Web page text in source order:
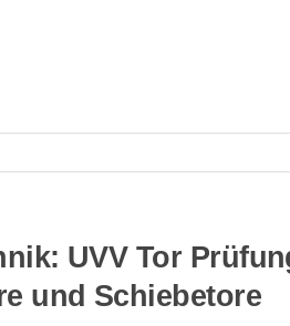
UVV Tor
und Schiebetore